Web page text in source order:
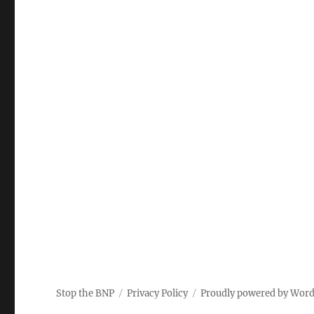
Stop the BNP Privacy Policy Proudly powered by